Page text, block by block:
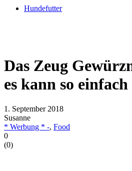
Hundefutter
Das Zeug
es kann so einfach
1. September 2018
Susanne
* Werbung * -, Food
0
(0)